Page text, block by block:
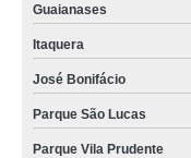
Guaianases
Itaquera
José Bonifácio
Parque São Lucas
Parque Vila Prudente